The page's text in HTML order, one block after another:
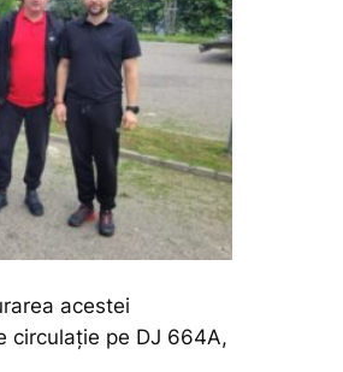
acestei
circulație pe DJ 664A,